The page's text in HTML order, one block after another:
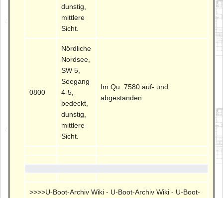
dunstig,
mittlere
Sicht.
0800
Nördliche
Nordsee,
SW 5,
Seegang
4-5,
bedeckt,
dunstig,
mittlere
Sicht.
Im Qu. 7580 auf- und
abgestanden.
>>>>U-Boot-Archiv Wiki - U-Boot-Archiv Wiki - U-Boot-